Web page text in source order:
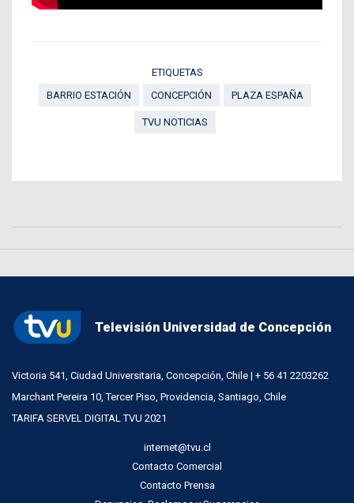
ETIQUETAS
BARRIO ESTACIÓN
CONCEPCIÓN PLAZA ESPAÑA
TVU NOTICIAS
Televisión Universidad de Concepción
Victoria 541, Ciudad Universitaria, Concepción, Chile | + 56 41 2203262
Marchant Pereira 10, Tercer Piso, Providencia, Santiago, Chile
TARIFA SERVEL DIGITAL TVU 2021
internet@tvu.cl
Contacto Comercial
Contacto Prensa